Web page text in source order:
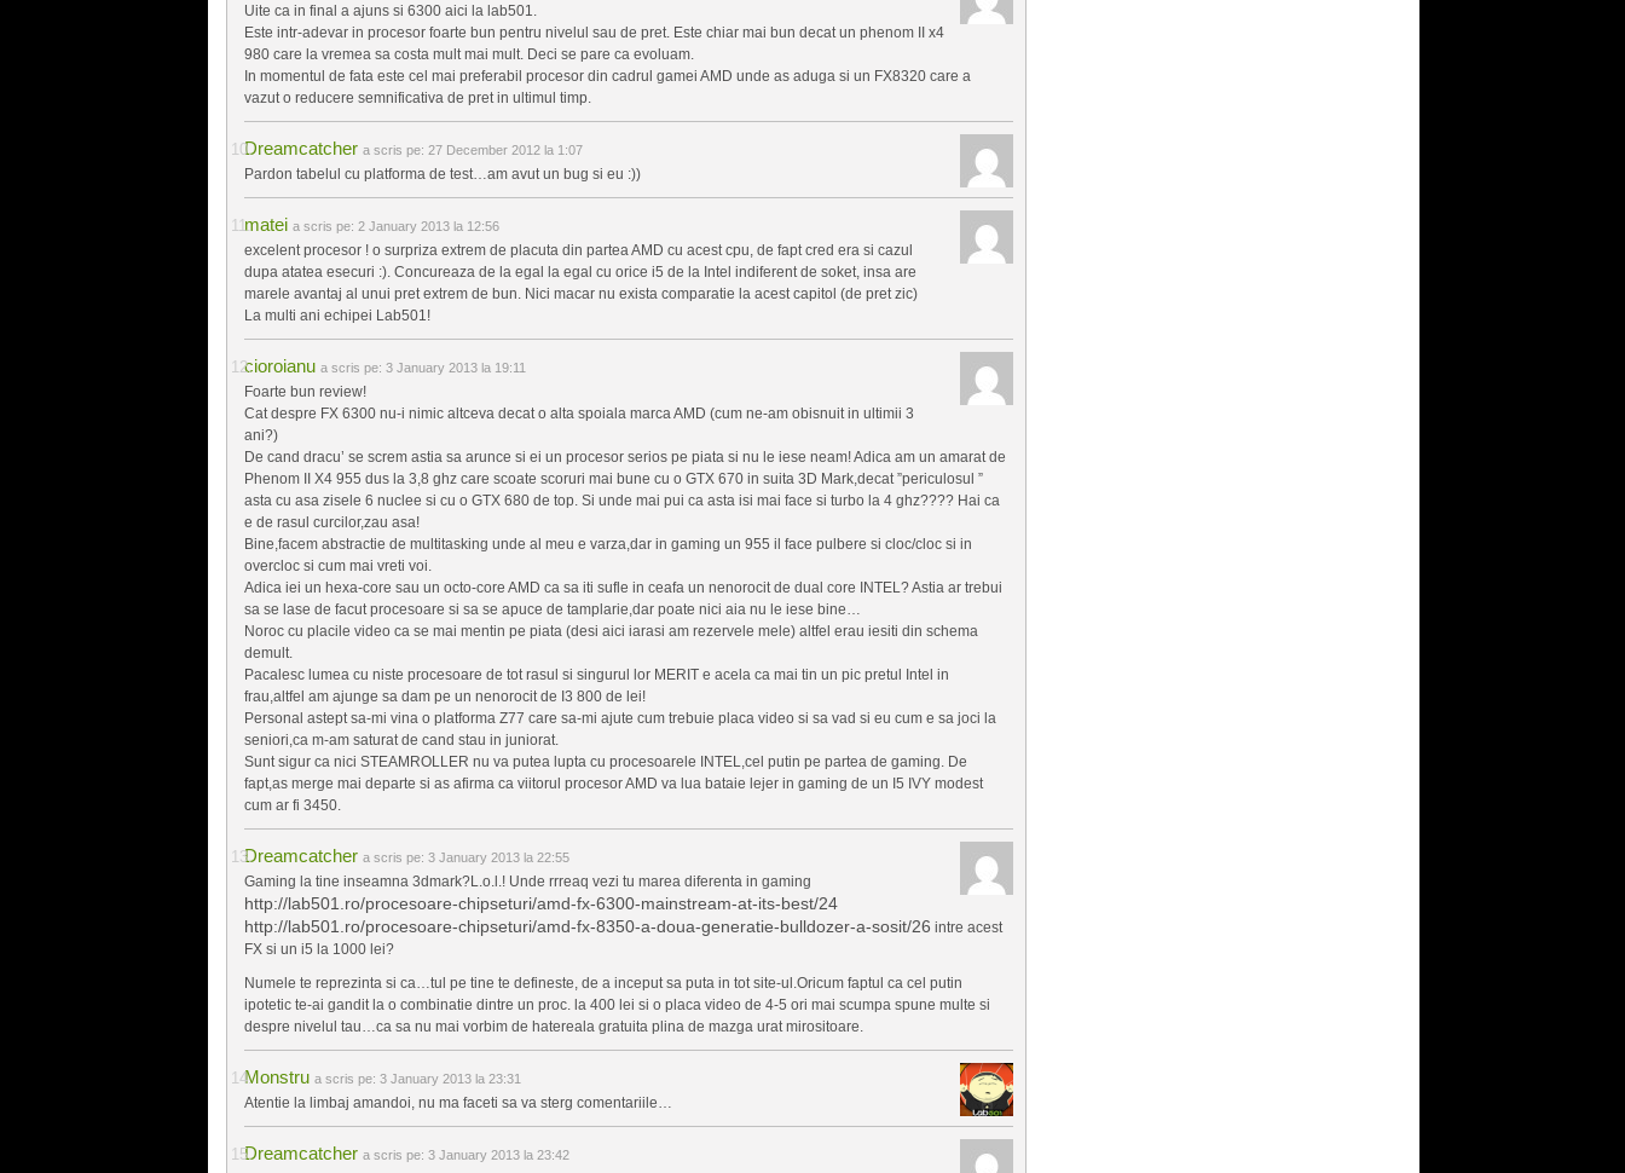
Uite ca in final a ajuns si 6300 aici la lab501.
Este intr-adevar in procesor foarte bun pentru nivelul sau de pret. Este chiar mai bun decat un phenom II x4
980 care la vremea sa costa mult mai mult. Deci se pare ca evoluam.
In momentul de fata este cel mai preferabil procesor din cadrul gamei AMD unde as aduga si un FX8320 care a
vazut o reducere semnificativa de pret in ultimul timp.
Dreamcatcher a scris pe: 27 December 2012 la 1:07
Pardon tabelul cu platforma de test…am avut un bug si eu :))
matei a scris pe: 2 January 2013 la 12:56
excelent procesor ! o surpriza extrem de placuta din partea AMD cu acest cpu, de fapt cred era si cazul
dupa atatea esecuri :). Concureaza de la egal la egal cu orice i5 de la Intel indiferent de soket, insa are
marele avantaj al unui pret extrem de bun. Nici macar nu exista comparatie la acest capitol (de pret zic)
La multi ani echipei Lab501!
cioroianu a scris pe: 3 January 2013 la 19:11
Foarte bun review!
Cat despre FX 6300 nu-i nimic altceva decat o alta spoiala marca AMD (cum ne-am obisnuit in ultimii 3
ani?)
De cand dracu’ se screm astia sa arunce si ei un procesor serios pe piata si nu le iese neam! Adica am un amarat de
Phenom II X4 955 dus la 3,8 ghz care scoate scoruri mai bune cu o GTX 670 in suita 3D Mark,decat ”periculosul ”
asta cu asa zisele 6 nuclee si cu o GTX 680 de top. Si unde mai pui ca asta isi mai face si turbo la 4 ghz???? Hai ca
e de rasul curcilor,zau asa!
Bine,facem abstractie de multitasking unde al meu e varza,dar in gaming un 955 il face pulbere si cloc/cloc si in
overcloc si cum mai vreti voi.
Adica iei un hexa-core sau un octo-core AMD ca sa iti sufle in ceafa un nenorocit de dual core INTEL? Astia ar trebui
sa se lase de facut procesoare si sa se apuce de tamplarie,dar poate nici aia nu le iese bine…
Noroc cu placile video ca se mai mentin pe piata (desi aici iarasi am rezervele mele) altfel erau iesiti din schema
demult.
Pacalesc lumea cu niste procesoare de tot rasul si singurul lor MERIT e acela ca mai tin un pic pretul Intel in
frau,altfel am ajunge sa dam pe un nenorocit de I3 800 de lei!
Personal astept sa-mi vina o platforma Z77 care sa-mi ajute cum trebuie placa video si sa vad si eu cum e sa joci la
seniori,ca m-am saturat de cand stau in juniorat.
Sunt sigur ca nici STEAMROLLER nu va putea lupta cu procesoarele INTEL,cel putin pe partea de gaming. De
fapt,as merge mai departe si as afirma ca viitorul procesor AMD va lua bataie lejer in gaming de un I5 IVY modest
cum ar fi 3450.
Dreamcatcher a scris pe: 3 January 2013 la 22:55
Gaming la tine inseamna 3dmark?L.o.l.! Unde rrreaq vezi tu marea diferenta in gaming
http://lab501.ro/procesoare-chipseturi/amd-fx-6300-mainstream-at-its-best/24
http://lab501.ro/procesoare-chipseturi/amd-fx-8350-a-doua-generatie-bulldozer-a-sosit/26 intre acest
FX si un i5 la 1000 lei?
Numele te reprezinta si ca…tul pe tine te defineste, de a inceput sa puta in tot site-ul.Oricum faptul ca cel putin
ipotetic te-ai gandit la o combinatie dintre un proc. la 400 lei si o placa video de 4-5 ori mai scumpa spune multe si
despre nivelul tau…ca sa nu mai vorbim de hatereala gratuita plina de mazga urat mirositoare.
Monstru a scris pe: 3 January 2013 la 23:31
Atentie la limbaj amandoi, nu ma faceti sa va sterg comentariile…
Dreamcatcher a scris pe: 3 January 2013 la 23:42